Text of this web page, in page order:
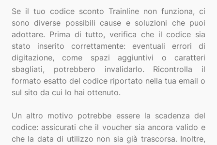
Se il tuo codice sconto Trainline non funziona, ci
sono diverse possibili cause e soluzioni che puoi
adottare. Prima di tutto, verifica che il codice sia
stato inserito correttamente: eventuali errori di
digitazione, come spazi aggiuntivi o caratteri
sbagliati, potrebbero invalidarlo. Ricontrolla il
formato esatto del codice riportato nella tua email o
sul sito da cui lo hai ottenuto.
Un altro motivo potrebbe essere la scadenza del
codice: assicurati che il voucher sia ancora valido e
che la data di utilizzo non sia già trascorsa. Inoltre,